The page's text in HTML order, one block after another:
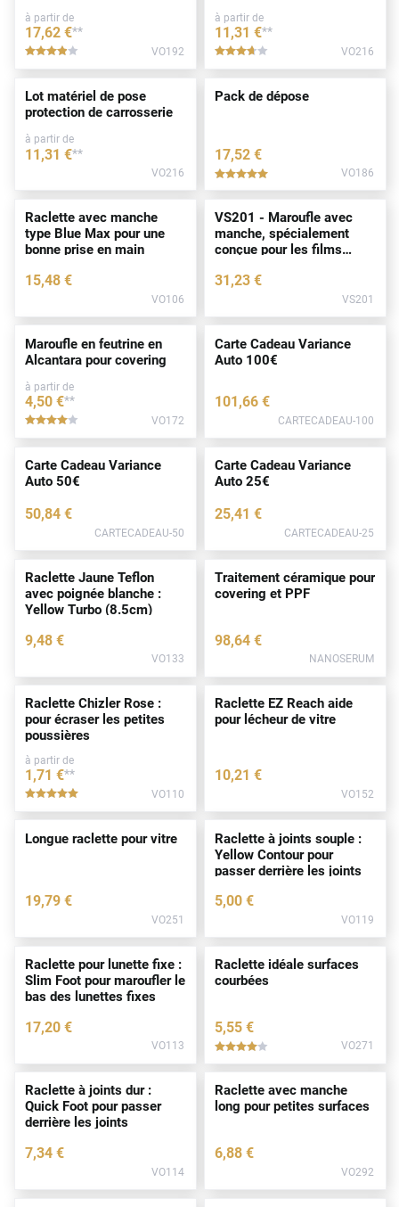
à partir de
17,62 €**
*****
VO192
à partir de
11 ,31 €**
*****
VO216
Lot matériel de pose
protection de carrosserie
à partir de
11,31 €**
VO216
Pack de dépose
17,52 €
VO186
Raclette avec manche
type Blue Max pour une
bonne prise en main
15,48 €
VO106
VS201 - Maroufle avec
manche, spécialement
conçue pour les films
31,23 €
VS201
Maroufle en feutrine en
Alcantara pour covering
à partir de
4,50 €**
*****
VO172
Carte Cadeau Variance
Auto 100€
101 ,66 €
CARTECADEAU-100
Carte Cadeau Variance
Auto 50€
50,84 €
CARTECADEAU-50
Carte Cadeau Variance
Auto 25€
25,41 €
CARTECADEAU-25
Raclette Jaune Teflon
avec poignée blanche :
Yellow Turbo (8.5cm)
9,48 €
VO133
Traitement céramique pour
covering et PPF
98,64 €
NANOSERUM
Raclette Chizler Rose :
pour écraser les petites
poussières
à partir de
1,71 €**
VO110
Raclette EZ Reach aide
pour lécheur de vitre
10,21 €
VO152
Longue raclette pour vitre
19,79 €
VO251
Raclette à joints souple :
Yellow Contour pour
passer derrière les joints
5,00 €
VO119
Raclette pour lunette fixe :
Slim Foot pour maroufler le
bas des lunettes fixes
17,20 €
VO113
Raclette idéale surfaces
courbées
5,55 €
***** VO271
Raclette à joints dur :
Quick Foot pour passer
derrière les joints
7,34 €
VO114
Raclette avec manche
long pour petites surfaces
6,88 €
VO292